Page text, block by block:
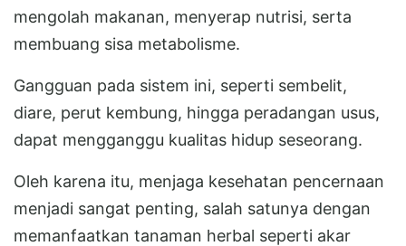
mengolah makanan, menyerap nutrisi, serta
membuang sisa metabolisme.
Gangguan pada sistem ini, seperti sembelit,
diare, perut kembung, hingga peradangan usus,
dapat mengganggu kualitas hidup seseorang.
Oleh karena itu, menjaga kesehatan pencernaan
menjadi sangat penting, salah satunya dengan
memanfaatkan tanaman herbal seperti akar